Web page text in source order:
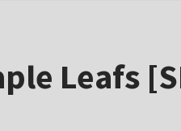
Leafs